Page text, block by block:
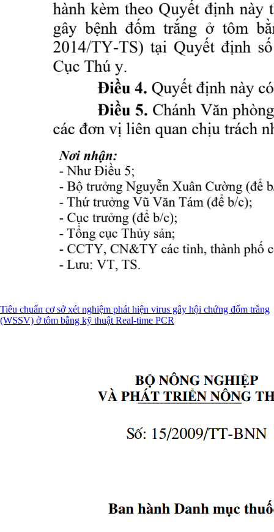
Tiêu chuẩn cơ sở xét nghiệm phát hiện virus gây hội chứng đốm trắng
(WSSV) ở tôm bằng kỹ thuật Real-time PCR